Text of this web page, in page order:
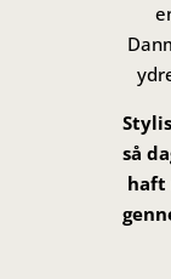
så
haft